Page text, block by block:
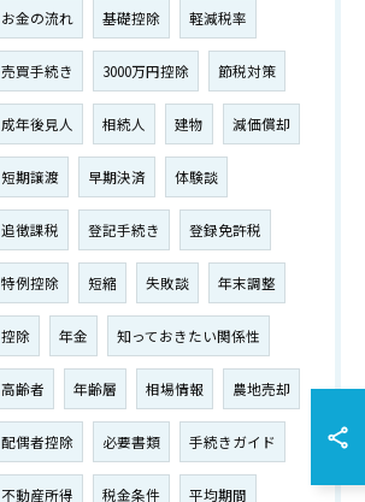
お金の流れ 基礎控除 軽減税率
売買手続き 3000万円控除 節税対策
成年後見人 相続人 建物 減価償却
短期譲渡 早期決済 体験談
追徴課税 登記手続き 登録免許税
特例控除 短縮 失敗談 年末調整
控除 年金 知っておきたい関係性
高齢者 年齢層 相場情報 農地売却
配偶者控除 必要書類 手続きガイド
不動産所得 税金条件 平均期間